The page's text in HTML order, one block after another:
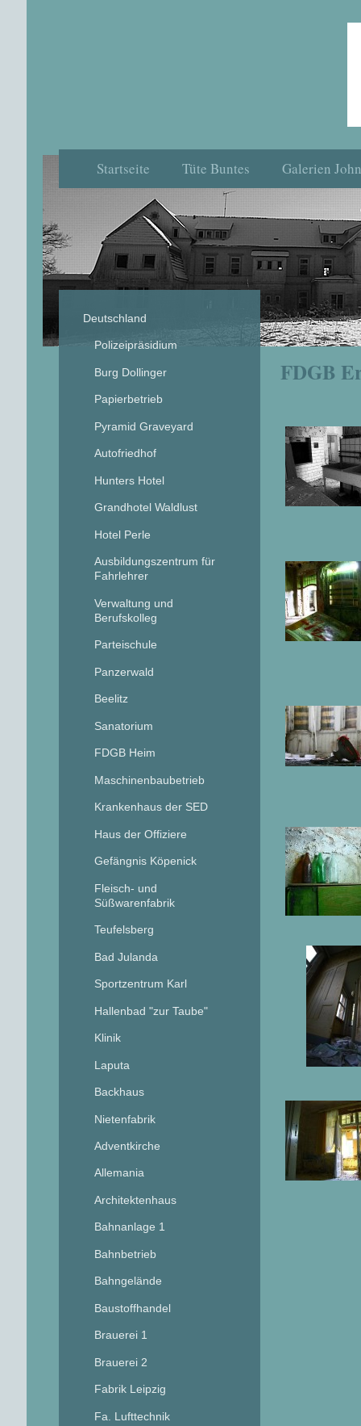
Startseite Tüte Buntes Galerien John
FDGB
Deutschland
Polizeipräsidium
Burg Dollinger
Papierbetrieb
Pyramid Graveyard
Autofriedhof
Hunters Hotel
Grandhotel Waldlust
Hotel Perle
Ausbildungszentrum für
Fahrlehrer
Verwaltung und
Berufskolleg
Parteischule
Panzerwald
Beelitz
Sanatorium
FDGB Heim
Maschinenbaubetrieb
Krankenhaus der SED
Haus der Offiziere
Gefängnis Köpenick
Fleisch- und
Süßwarenfabrik
Teufelsberg
Bad Julanda
Sportzentrum Karl
Hallenbad "zur Taube"
Klinik
Laputa
Backhaus
Nietenfabrik
Adventkirche
Allemania
Architektenhaus
Bahnanlage 1
Bahnbetrieb
Bahngelände
Baustoffhandel
Brauerei 1
Brauerei 2
Fabrik Leipzig
Fa. Lufttechnik